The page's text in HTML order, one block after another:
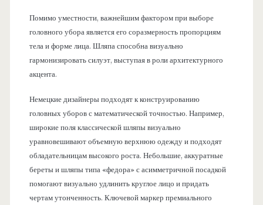
Помимо уместности, важнейшим фактором при выборе
головного убора является его соразмерность пропорциям
тела и форме лица. Шляпа способна визуально
гармонизировать силуэт, выступая в роли архитектурного
акцента.
Немецкие дизайнеры подходят к конструированию
головных уборов с математической точностью. Например,
широкие поля классической шляпы визуально
уравновешивают объемную верхнюю одежду и подходят
обладательницам высокого роста. Небольшие, аккуратные
береты и шляпы типа «федора» с асимметричной посадкой
помогают визуально удлинить круглое лицо и придать
чертам утонченность. Ключевой маркер премиального